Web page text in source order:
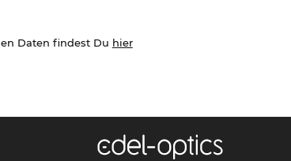
Daten findest Du hier